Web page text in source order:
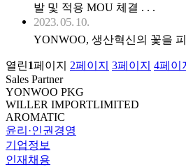
발 및 적용 MOU 체결 . . .
2023. 05. 10.
YONWOO, 생산혁신의 꽃을
열린1페이지 2페이지 3페이지 4페이
Sales Partner
YONWOO PKG
WILLER IMPORTLIMITED
AROMATIC
윤리·인권경영
기업정보
인재채용